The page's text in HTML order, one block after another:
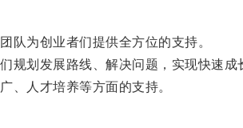
为创业者们提供全方位的支持。
划发展路线、解决问题，实现快速成
人才培养等方面的支持。